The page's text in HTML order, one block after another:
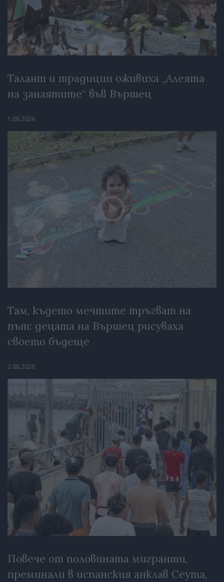
Талант и традиции оживиха „Алеята
на занаятите“ във Вършец
1.08.2026
Там, където мечтите тръгват на
път: децата на Вършец рисуваха
своето бъдеще
2.08.2026
Повече от половината мигранти,
преминали в испанския анклав Сеута,